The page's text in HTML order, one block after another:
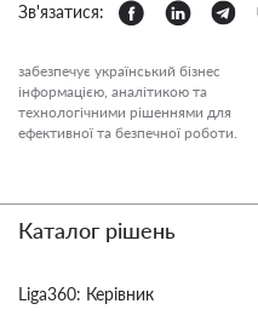
Зв'язатися:
забезпечує український бізнес
інформацією, аналітикою та
технологічними рішеннями для
ефективної та безпечної роботи.
Каталог рішень
Liga360: Керівник